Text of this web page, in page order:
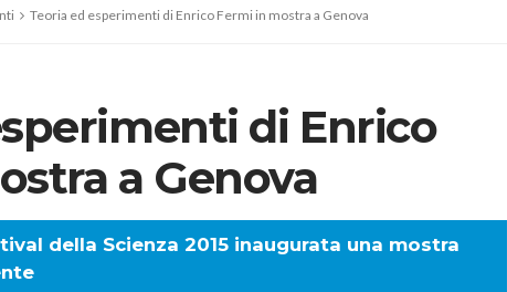
Teoria ed esperimenti di Enrico Fermi in mostra a Genova
di Enrico
a Genova
della Scienza 2015 inaugurata una mostra